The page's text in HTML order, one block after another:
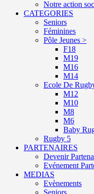
Notre action
CATEGORIES
Seniors
Féminines
Pôle Jeunes >
F18
M19
M16
M14
Ecole De
M12
M10
M8
M6
Baby
Rugby 5
PARTENAIRES
Devenir
Evénement
MEDIAS
Evènements
Seniors